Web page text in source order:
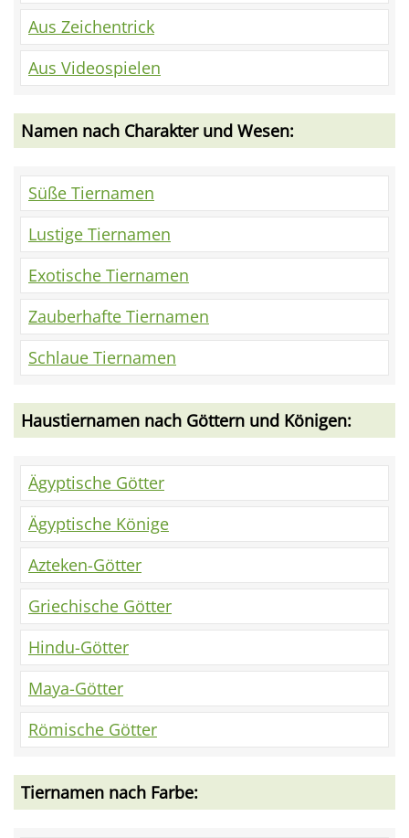
Aus Zeichentrick
Aus Videospielen
Namen nach Charakter und Wesen:
Süße Tiernamen
Lustige Tiernamen
Exotische Tiernamen
Zauberhafte Tiernamen
Schlaue Tiernamen
Haustiernamen nach Göttern und Königen:
Ägyptische Götter
Ägyptische Könige
Azteken-Götter
Griechische Götter
Hindu-Götter
Maya-Götter
Römische Götter
Tiernamen nach Farbe: